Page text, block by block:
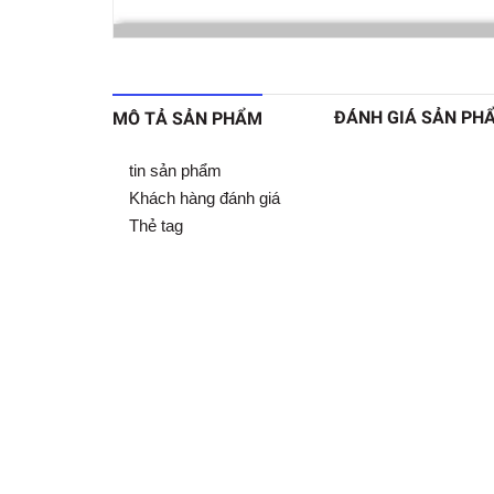
MÔ TẢ SẢN PHẨM ĐÁNH GIÁ SẢN
tin sản phẩm
Khách hàng đánh giá
Thẻ tag